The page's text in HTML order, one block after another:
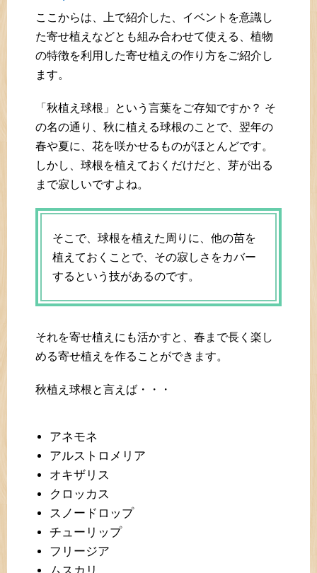
ここからは、上で紹介した、イベントを意識し
た寄せ植えなどとも組み合わせて使える、植物
の特徴を利用した寄せ植えの作り方をご紹介し
ます。
「秋植え球根」という言葉をご存知ですか？ そ
の名の通り、秋に植える球根のことで、翌年の
春や夏に、花を咲かせるものがほとんどです。
しかし、球根を植えておくだけだと、芽が出る
まで寂しいですよね。
そこで、球根を植えた周りに、他の苗を
植えておくことで、その寂しさをカバー
するという技があるのです。
それを寄せ植えにも活かすと、春まで長く楽し
める寄せ植えを作ることができます。
秋植え球根と言えば・・・
アネモネ
アルストロメリア
オキザリス
クロッカス
スノードロップ
チューリップ
フリージア